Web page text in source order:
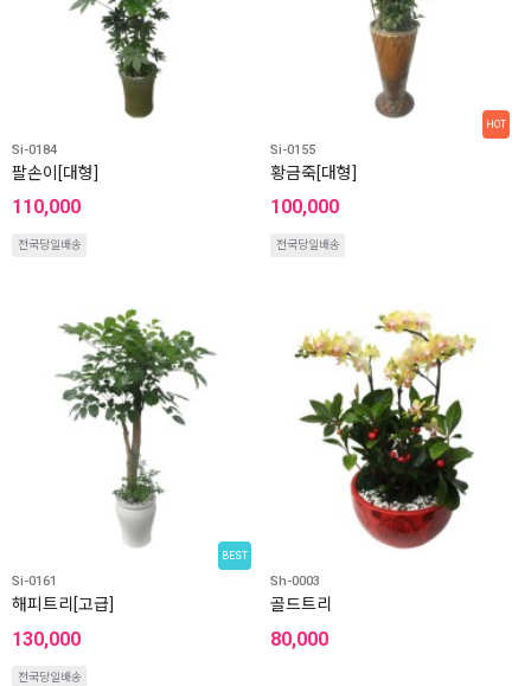
Si-0184
팔손이[대형]
110,000
전국당일배송
HOT
Si-0155
황금죽[대형]
100,000
전국당일배송
BEST
Si-0161
해피트리[고급]
130,000
전국당일배송
Sh-0003
골드트리
80,000